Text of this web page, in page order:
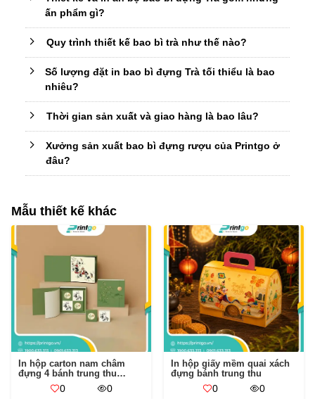
ấn phẩm gì?
Quy trình thiết kế bao bì trà như thế nào?
Số lượng đặt in bao bì đựng Trà tối thiểu là bao
nhiêu?
Thời gian sản xuất và giao hàng là bao lâu?
Xưởng sản xuất bao bì đựng rượu của Printgo ở
đâu?
Mẫu thiết kế khác
In hộp carton nam châm
đựng 4 bánh trung thu
Thanh Trúc0 0
In hộp giấy mềm quai xách
đựng bánh trung thu
0 0